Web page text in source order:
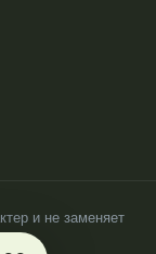
и не заменяет